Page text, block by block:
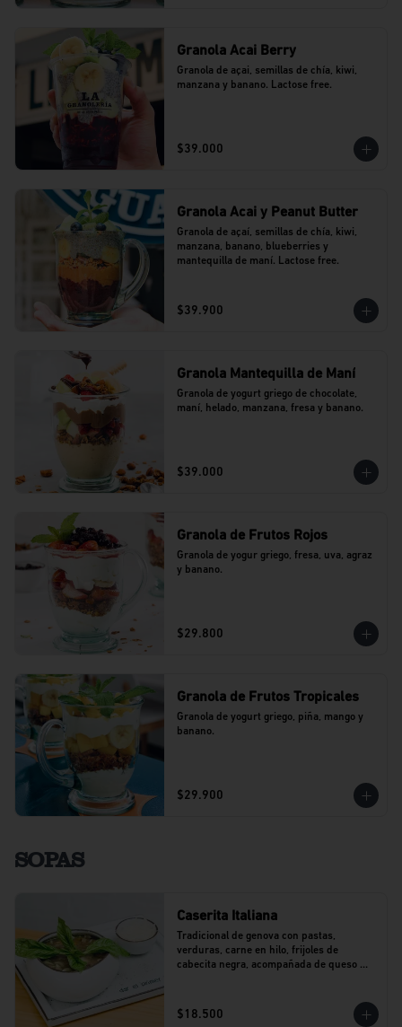
Granola Acai Berry
Granola de açai, semillas de chía, kiwi,
manzana y banano. Lactose free.
$39.000
Granola Acai y Peanut Butter
Granola de açaí, semillas de chía, kiwi,
manzana, banano, blueberries y
mantequilla de maní. Lactose free.
$39.900
Granola Mantequilla de Maní
Granola de yogurt griego de chocolate,
maní, helado, manzana, fresa y banano.
$39.000
Granola de Frutos Rojos
Granola de yogur griego, fresa, uva, agraz
y banano.
$29.800
Granola de Frutos Tropicales
Granola de yogurt griego, piña, mango y
banano.
$29.900
SOPAS
Caserita Italiana
Tradicional de genova con pastas,
verduras, carne en hilo, frijoles de
cabecita negra, acompañada de queso
$18.500